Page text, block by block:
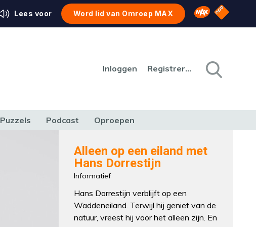
Lees voor Word lid van Omroep MAX Omroep MAX
NPO
Inloggen Registreren
Puzzels Podcast Oproepen
Alleen op een eiland met
Hans Dorrestijn
Informatief
Hans Dorrestijn verblijft op een
Waddeneiland. Terwijl hij geniet van de
natuur, vreest hij voor het alleen zijn. En